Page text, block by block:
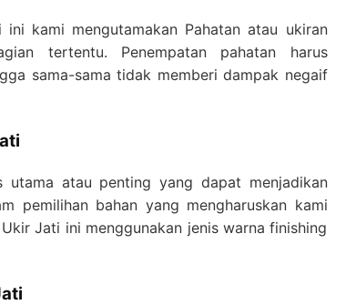
kami mengutamakan Pahatan atau ukiran
tertentu. Penempatan pahatan harus
sama-sama tidak memberi dampak negaif
utama atau penting yang dapat menjadikan
pemilihan bahan yang mengharuskan kami
Jati ini menggunakan jenis warna finishing